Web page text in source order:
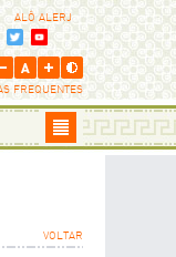
ALÔ ALERJ
FREQUENTES
VOLTAR